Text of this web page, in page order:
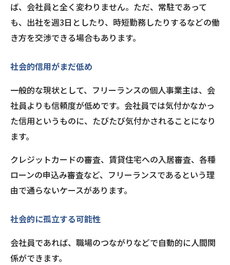
ば、会社員と全く変わりません。ただ、常駐であって
も、出社を週3日としたり、時短勤務したりするなどの働
き方を交渉できる場合もあります。
社会的信用がまだ低め
一般的な現状として、フリーランスの個人事業主は、会
社員よりも信頼度が低めです。会社員では気付かなかっ
た信用というものに、たびたび気付かされることになり
ます。
クレジットカードの審査、賃貸住宅への入居審査、各種
ローンの申込み審査など、フリーランスであるという理
由で通らないケースがあります。
社会的に孤立する可能性
会社員であれば、職場のつながりなどで自動的に人間関
係ができます。